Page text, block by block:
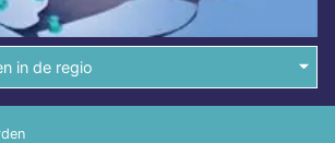
in de regio